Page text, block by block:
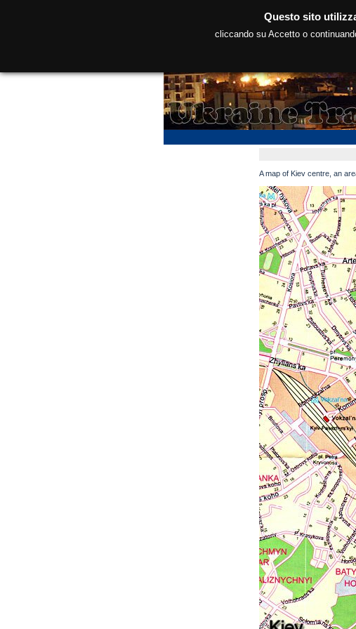
A map of Kiev centre, an
Questo sito
cliccando su Accetto o